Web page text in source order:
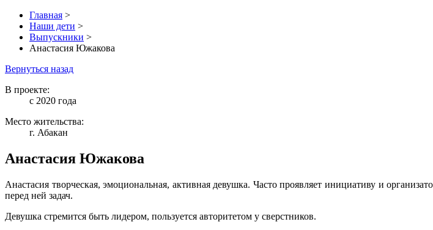
Главная >
Наши дети >
Выпускники >
Анастасия Южакова
Вернуться назад
В проекте:
с 2020 года
Место жительства:
г. Абакан
Анастасия Южакова
Анастасия творческая, эмоциональная, активная девушка. Часто проявляет инициативу и
перед ней задач.
Девушка стремится быть лидером, пользуется авторитетом у сверстников.